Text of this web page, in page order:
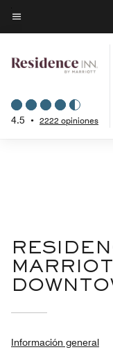
Skip
to
content
Texto del menú
4.5 • 2222 opiniones
Información general